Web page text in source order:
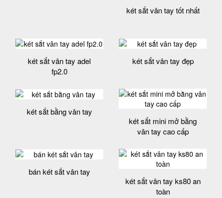
két sắt vân tay tốt nhất
két sắt vân tay adel
fp2.0
két sắt vân tay đẹp
két sắt bằng vân tay
két sắt mini mở bằng
vân tay cao cấp
bán két sắt vân tay
két sắt vân tay ks80 an
toàn